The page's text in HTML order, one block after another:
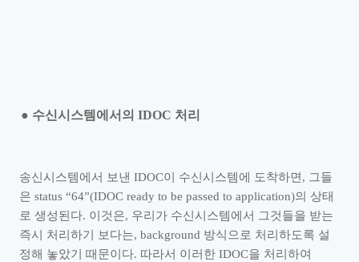
● 수신시스템에서의 IDOC 처리
송신시스템에서 보낸 IDOC이 수신시스템에 도착하면, 그들
은 status “64”(IDOC ready to be passed to application)의 상태
로 생성된다. 이것은, 우리가 수신시스템에서 그것들을 받는
즉시 처리하기 보다는, background 방식으로 처리하도록 설
정해 놓았기 때문이다. 따라서 이러한 IDOC을 처리하여